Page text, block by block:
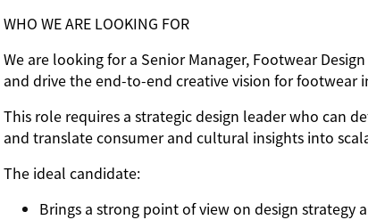
WHO WE ARE LOOKING FOR
We are looking for a Senior Manager, Footwear
and drive the end-to-end creative vision for footwear
This role requires a strategic design leader who can
and translate consumer and cultural insights into
The ideal candidate:
Brings a strong point of view on design strategy